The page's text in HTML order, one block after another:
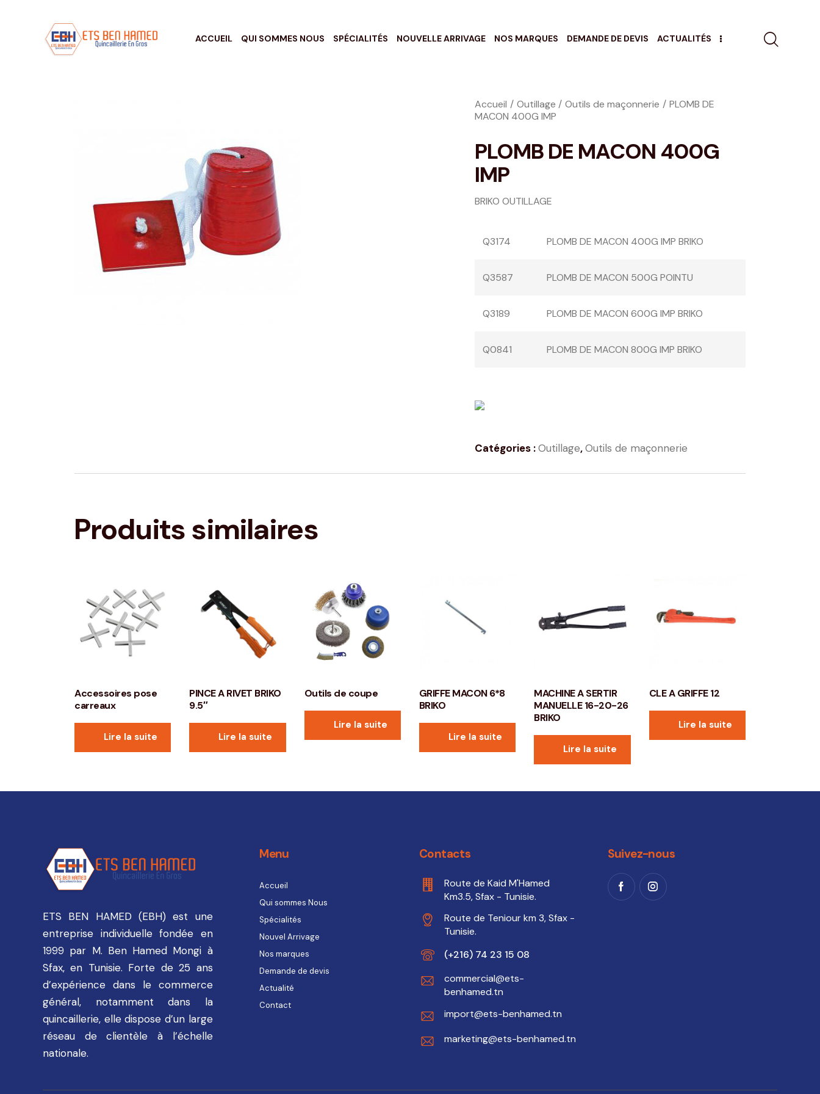
ACCUEIL QUI SOMMES NOUS SPÉCIALITÉS NOUVELLE ARRIVAGE NOS MARQUES DEMANDE DE DEVIS ACTUALITÉS
Accueil Outillage Outils de maçonnerie
PLOMB DE
MACON 400G IMP
PLOMB DE MACON 400G
IMP
BRIKO OUTILLAGE
Q3174 PLOMB DE MACON 400G IMP BRIKO
Q3587 PLOMB DE MACON 500G POINTU
Q3189 PLOMB DE MACON 600G IMP BRIKO
Q0841 PLOMB DE MACON 800G IMP BRIKO
Catégories :Outillage,Outils de maçonnerie
Produits similaires
Accessoires pose
carreaux
Lire la suite
PINCE A RIVET BRIKO
9.5″
Lire la suite
Outils de coupe
Lire la suite
GRIFFE MACON 6*8
BRIKO
Lire la suite
MACHINE A SERTIR
MANUELLE 16-20-26
BRIKO
Lire la suite
CLE A GRIFFE 12
Lire la suite
ETS BEN HAMED (EBH) est une
entreprise individuelle fondée en
1999 par M. Ben Hamed Mongi à
Sfax, en Tunisie. Forte de 25 ans
d’expérience dans le commerce
général, notamment dans la
quincaillerie, elle dispose d’un large
réseau de clientèle à l’échelle
nationale.
Menu
Accueil
Qui sommes Nous
Spécialités
Nouvel Arrivage
Nos marques
Demande de devis
Actualité
Contact
Contacts
Route de Kaid M'Hamed
Km3.5, Sfax - Tunisie.
Route de Teniour km 3, Sfax -
Tunisie.
(+216) 74 23 15 08
commercial@ets-
benhamed.tn
import@ets-benhamed.tn
marketing@ets-benhamed.tn
Suivez-nous